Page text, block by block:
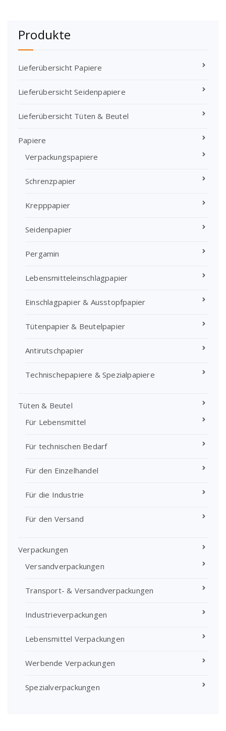
Produkte
Lieferübersicht Papiere
Lieferübersicht Seidenpapiere
Lieferübersicht Tüten & Beutel
Papiere
Verpackungspapiere
Schrenzpapier
Krepppapier
Seidenpapier
Pergamin
Lebensmitteleinschlagpapier
Einschlagpapier & Ausstopfpapier
Tütenpapier & Beutelpapier
Antirutschpapier
Technischepapiere & Spezialpapiere
Tüten & Beutel
Für Lebensmittel
Für technischen Bedarf
Für den Einzelhandel
Für die Industrie
Für den Versand
Verpackungen
Versandverpackungen
Transport- & Versandverpackungen
Industrieverpackungen
Lebensmittel Verpackungen
Werbende Verpackungen
Spezialverpackungen